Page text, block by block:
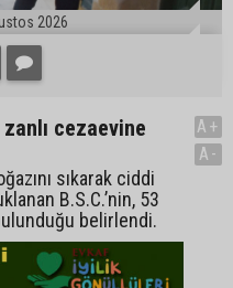
2026
cezaevine
sıkarak ciddi
B.S.C.’nin, 53
belirlendi.
A+
A-